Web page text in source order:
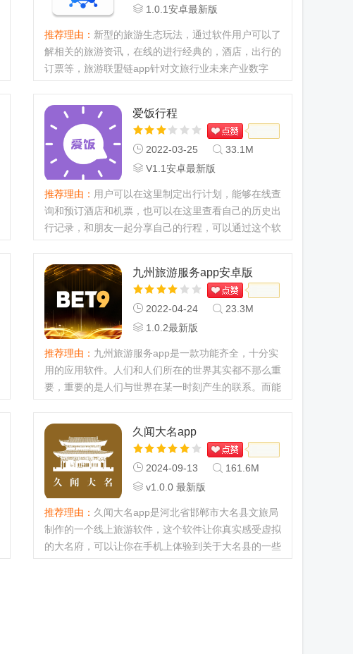
1.0.1安卓最新版
推荐理由： 新型的旅游生态玩法，通过软件用户可以了
解相关的旅游资讯，在线的进行经典的，酒店，出行的
订票等，旅游联盟链app针对文旅行业未来产业数字
爱饭行程
2022-03-25
33.1M
V1.1安卓最新版
推荐理由： 用户可以在这里制定出行计划，能够在线查
询和预订酒店和机票，也可以在这里查看自己的历史出
行记录，和朋友一起分享自己的行程，可以通过这个软
九州旅游服务app安卓版
2022-04-24
23.3M
1.0.2最新版
推荐理由： 九州旅游服务app是一款功能齐全，十分实
用的应用软件。人们和人们所在的世界其实都不那么重
要，重要的是人们与世界在某一时刻产生的联系。而能
久闻大名app
2024-09-13
161.6M
v1.0.0 最新版
推荐理由： 久闻大名app是河北省邯郸市大名县文旅局
制作的一个线上旅游软件，这个软件让你真实感受虚拟
的大名府，可以让你在手机上体验到关于大名县的一些